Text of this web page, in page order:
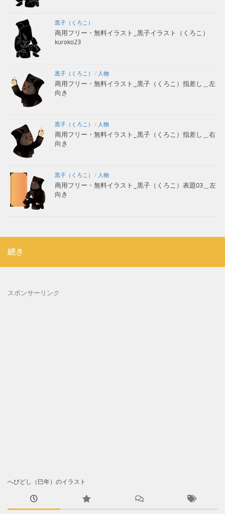
黒子（くろこ）
商用フリー・無料イラスト_黒子イラスト（くろこ）
kuroko23
黒子（くろこ） / 人物
商用フリー・無料イラスト_黒子（くろこ）指差し＿左
向き
黒子（くろこ） / 人物
商用フリー・無料イラスト_黒子（くろこ）指差し＿右
向き
黒子（くろこ） / 人物
商用フリー・無料イラスト_黒子（くろこ）表題03＿左
向き
続き
スポンサーリンク
へびどし（巳年）のイラスト